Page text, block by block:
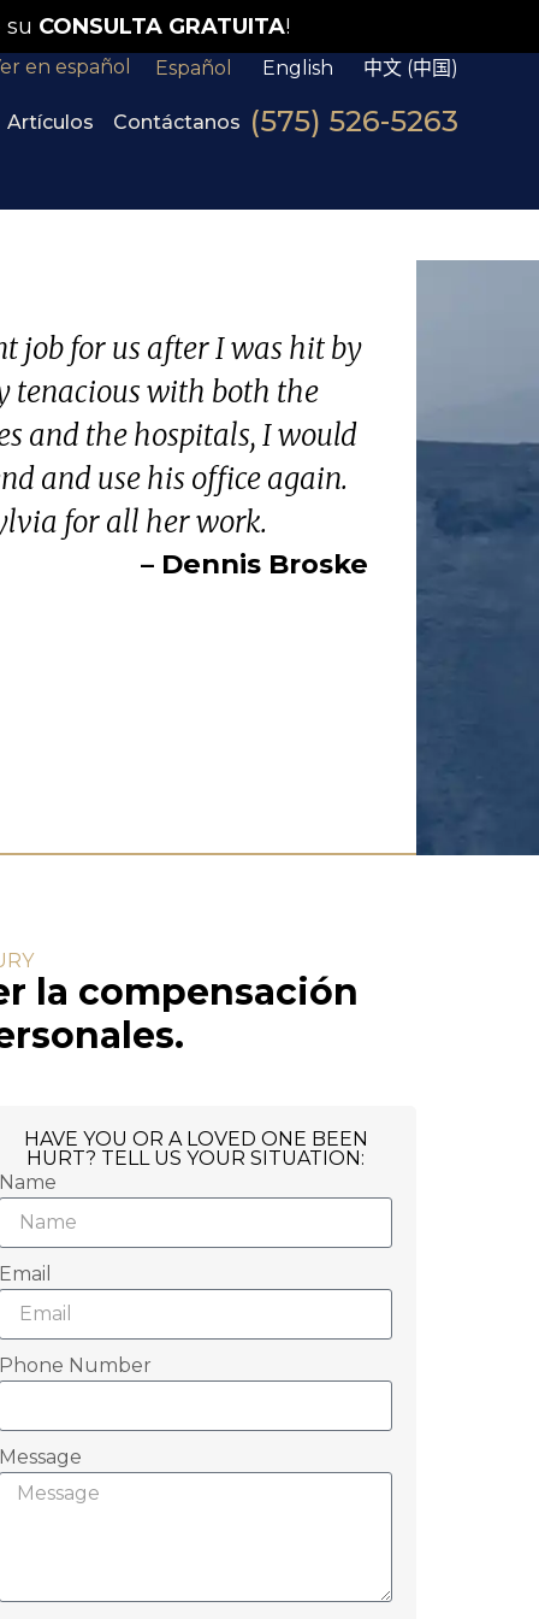
CONSULTA GRATUITA!
en español Español English 中文 (中国)
Artículos Contáctanos (575) 526-5263
job for us after I was hit by
tenacious with both the
and the hospitals, I would
and use his office again.
for all her work.
– Dennis Broske
la compensación
HAVE YOU OR A LOVED ONE BEEN
HURT? TELL US YOUR SITUATION:
Name
Email
Phone Number
Message